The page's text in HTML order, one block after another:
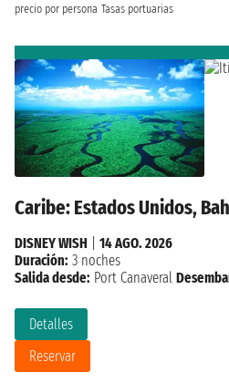
precio por persona Tasas portuarias
Caribe: Estados Unidos,
Detalles
Reservar
DISNEY WISH
14 AGO. 2026
Duración: 3 noches
Salida desde: Port Canaveral